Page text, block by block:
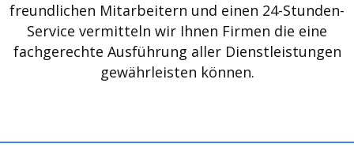
freundlichen Mitarbeitern und einen 24-Stunden-
Service vermitteln wir Ihnen Firmen die eine
fachgerechte Ausführung aller Dienstleistungen
gewährleisten können.